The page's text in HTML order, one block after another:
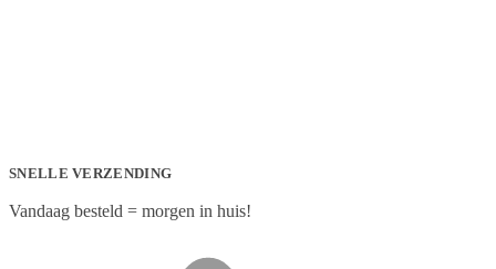
SNELLE VERZENDING
Vandaag besteld = morgen in huis!